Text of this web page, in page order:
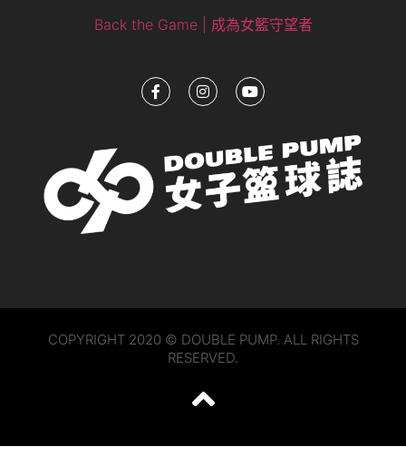
Back the Game | 成為女籃守望者
COPYRIGHT 2020 © DOUBLE PUMP. ALL RIGHTS
RESERVED.